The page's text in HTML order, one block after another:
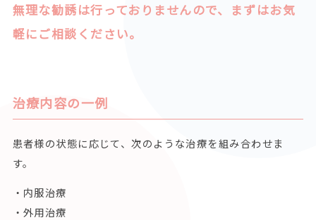
無理な勧誘は行っておりませんので、まずはお気
軽にご相談ください。
治療内容の一例
患者様の状態に応じて、次のような治療を組み合わせま
す。
・内服治療
・外用治療